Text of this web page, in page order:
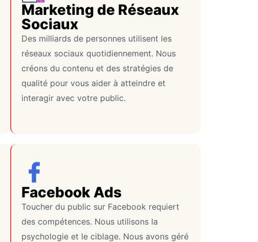
Marketing de Réseaux
Sociaux
Des milliards de personnes utilisent les
réseaux sociaux quotidiennement. Nous
créons du contenu et des stratégies de
qualité pour vous aider à atteindre et
interagir avec votre public.
Facebook Ads
Toucher du public sur Facebook requiert
des compétences. Nous utilisons la
psychologie et le ciblage. Nous avons géré